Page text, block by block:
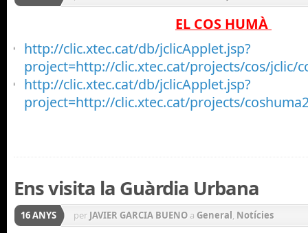
EL COS HUMÀ
http://clic.xtec.cat/db/jclicApplet.jsp?
project=http://clic.xtec.cat/projects/cos/jclic/
http://clic.xtec.cat/db/jclicApplet.jsp?
project=http://clic.xtec.cat/projects/
Ens visita la Guàrdia Urbana
16 ANYS per JAVIER GARCIA BUENO a General Notícies